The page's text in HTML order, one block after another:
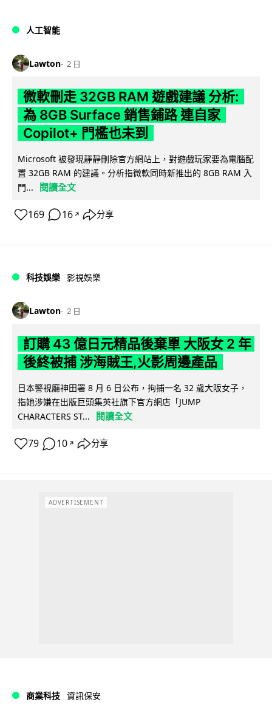
人工智能
Lawton 2 日
微軟刪走 32GB RAM 遊戲建議 分析:
為 8GB Surface 銷售鋪路 連自家
Copilot+ 門檻也未到
Microsoft 被發現靜靜刪除官方網站上，對遊戲玩家要為電腦配
置 32GB RAM 的建議。分析指微軟同時新推出的 8GB RAM 入
門...
閱讀全文
169 16 ↗ 分享
科技娛樂 影視娛樂
Lawton 2 日
訂購 43 億日元精品後棄單 大阪女 2 年
後終被捕 涉海賊王,火影周邊產品
日本警視廳神田署 8 月 6 日公布，拘捕一名 32 歲大阪女子，
指她涉嫌在出版巨頭集英社旗下官方網店「JUMP
CHARACTERS ST...
閱讀全文
79 10 ↗ 分享
ADVERTISEMENT
商業科技 資訊保安